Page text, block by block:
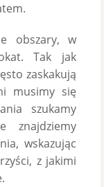
obszary, w
Tak jak
zaskakują
musimy się
szukamy
znajdziemy
wskazując
z jakimi